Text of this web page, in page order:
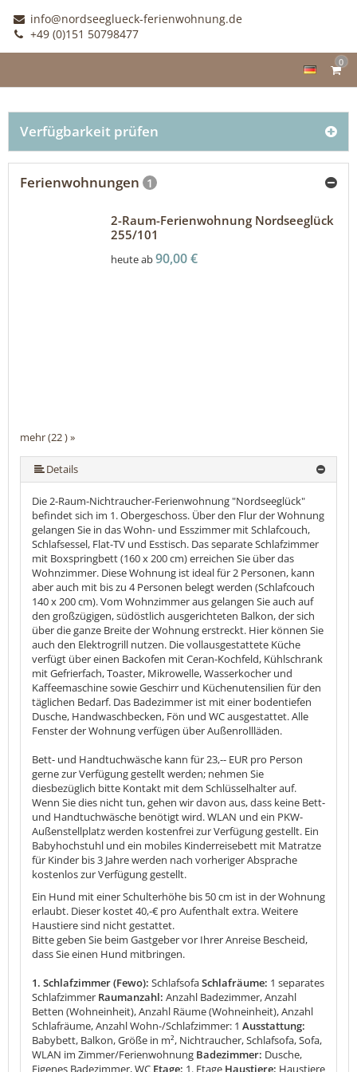
info@nordseeglueck-ferienwohnung.de
+49 (0)151 50798477
0
Verfügbarkeit prüfen
Ferienwohnungen 1
mehr (22 ) »
mehr (22 ) »
mehr (22 ) »
mehr (22 ) »
mehr (22 ) »
mehr (22 ) »
mehr (22 ) »
mehr (22 ) »
mehr (22 ) »
mehr (22 ) »
mehr (22 ) »
mehr (22 ) »
mehr (22 ) »
mehr (22 ) »
mehr (22 ) »
mehr (22 ) »
mehr (22 ) »
mehr (22 ) »
mehr (22 ) »
2-Raum-Ferienwohnung Nordseeglück
255/101
heute ab90,00 €
Details
Die 2-Raum-Nichtraucher-Ferienwohnung "Nordseeglück"
befindet sich im 1. Obergeschoss. Über den Flur der Wohnung
gelangen Sie in das Wohn- und Esszimmer mit Schlafcouch,
Schlafsessel, Flat-TV und Esstisch. Das separate Schlafzimmer
mit Boxspringbett (160 x 200 cm) erreichen Sie über das
Wohnzimmer. Diese Wohnung ist ideal für 2 Personen, kann
aber auch mit bis zu 4 Personen belegt werden (Schlafcouch
140 x 200 cm). Vom Wohnzimmer aus gelangen Sie auch auf
den großzügigen, südöstlich ausgerichteten Balkon, der sich
über die ganze Breite der Wohnung erstreckt. Hier können Sie
auch den Elektrogrill nutzen. Die vollausgestattete Küche
verfügt über einen Backofen mit Ceran-Kochfeld, Kühlschrank
mit Gefrierfach, Toaster, Mikrowelle, Wasserkocher und
Kaffeemaschine sowie Geschirr und Küchenutensilien für den
täglichen Bedarf. Das Badezimmer ist mit einer bodentiefen
Dusche, Handwaschbecken, Fön und WC ausgestattet. Alle
Fenster der Wohnung verfügen über Außenrollläden.
Bett- und Handtuchwäsche kann für 23,-- EUR pro Person
gerne zur Verfügung gestellt werden; nehmen Sie
diesbezüglich bitte Kontakt mit dem Schlüsselhalter auf.
Wenn Sie dies nicht tun, gehen wir davon aus, dass keine Bett-
und Handtuchwäsche benötigt wird. WLAN und ein PKW-
Außenstellplatz werden kostenfrei zur Verfügung gestellt. Ein
Babyhochstuhl und ein mobiles Kinderreisebett mit Matratze
für Kinder bis 3 Jahre werden nach vorheriger Absprache
kostenlos zur Verfügung gestellt.
Ein Hund mit einer Schulterhöhe bis 50 cm ist in der Wohnung
erlaubt. Dieser kostet 40,-€ pro Aufenthalt extra. Weitere
Haustiere sind nicht gestattet.
Bitte geben Sie beim Gastgeber vor Ihrer Anreise Bescheid,
dass Sie einen Hund mitbringen.
1. Schlafzimmer (Fewo): SchlafsofaSchlafräume: 1 separates
Schlafzimmer Raumanzahl: Anzahl Badezimmer, Anzahl
Betten (Wohneinheit), Anzahl Räume (Wohneinheit), Anzahl
Schlafräume, Anzahl Wohn-/Schlafzimmer: 1 Ausstattung:
Babybett, Balkon, Größe in m², Nichtraucher, Schlafsofa, Sofa,
WLAN im Zimmer/Ferienwohnung Badezimmer: Dusche,
Eigenes Badezimmer, WC Etage: 1. Etage Haustiere: Haustiere